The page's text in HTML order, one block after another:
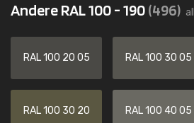
Andere RAL 100 - 190(496)
RAL 100 20 05 RAL 100 30 05
RAL 100 30 20 RAL 100 40 05